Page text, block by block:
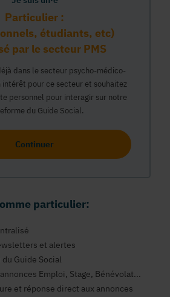
Particulier :
étudiants, etc)
par le secteur PMS
dans le secteur psycho-médico-
intérêt pour ce secteur et souhaitez
personnel pour interagir sur notre
du Guide Social.
Continuer
particulier:
et alertes
Guide Social
Emploi, Stage, Bénévolat...
et réponse direct aux annonces